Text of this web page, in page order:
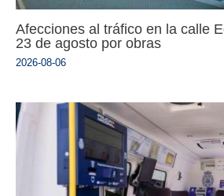
Afecciones al tráfico en la calle
23 de agosto por obras
2026-08-06